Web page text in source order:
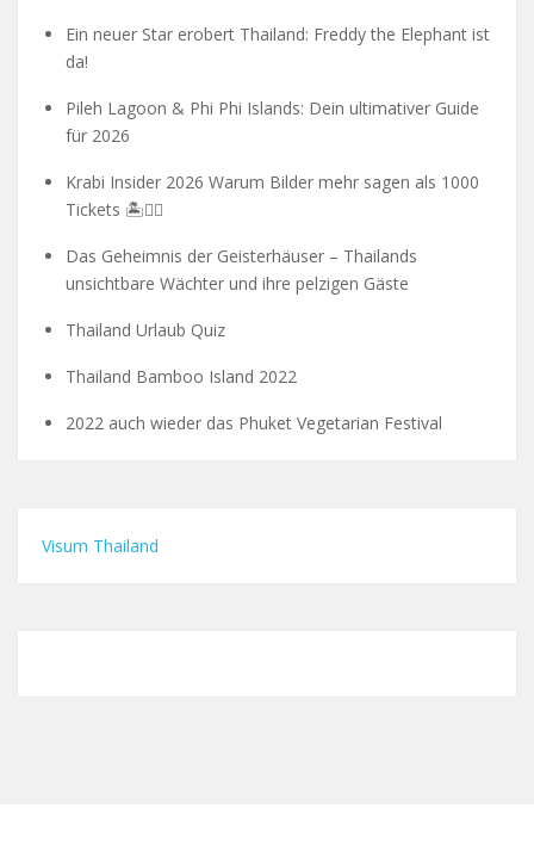
Ein neuer Star erobert Thailand: Freddy the Elephant ist
da!
Pileh Lagoon & Phi Phi Islands: Dein ultimativer Guide
für 2026
Krabi Insider 2026 Warum Bilder mehr sagen als 1000
Tickets 🏝️🧗‍♂️
Das Geheimnis der Geisterhäuser – Thailands
unsichtbare Wächter und ihre pelzigen Gäste
Thailand Urlaub Quiz
Thailand Bamboo Island 2022
2022 auch wieder das Phuket Vegetarian Festival
Visum Thailand